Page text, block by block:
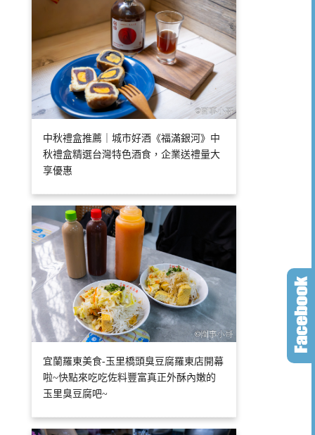
中秋禮盒推薦｜城市好酒《福滿銀河》中
秋禮盒精選台灣特色酒食，企業送禮量大
享優惠
宜蘭羅東美食-玉里橋頭臭豆腐羅東店開幕
啦~快點來吃吃佐料豐富真正外酥內嫩的
玉里臭豆腐吧~